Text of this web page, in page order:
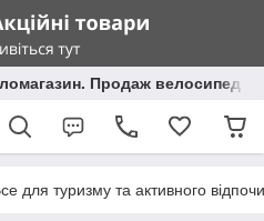
Продаж велосипедів
для туризму та активного